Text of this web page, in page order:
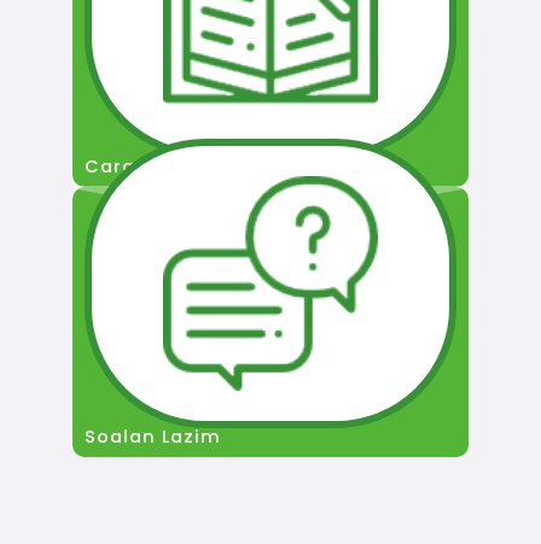
Cara Permohonan
Soalan Lazim